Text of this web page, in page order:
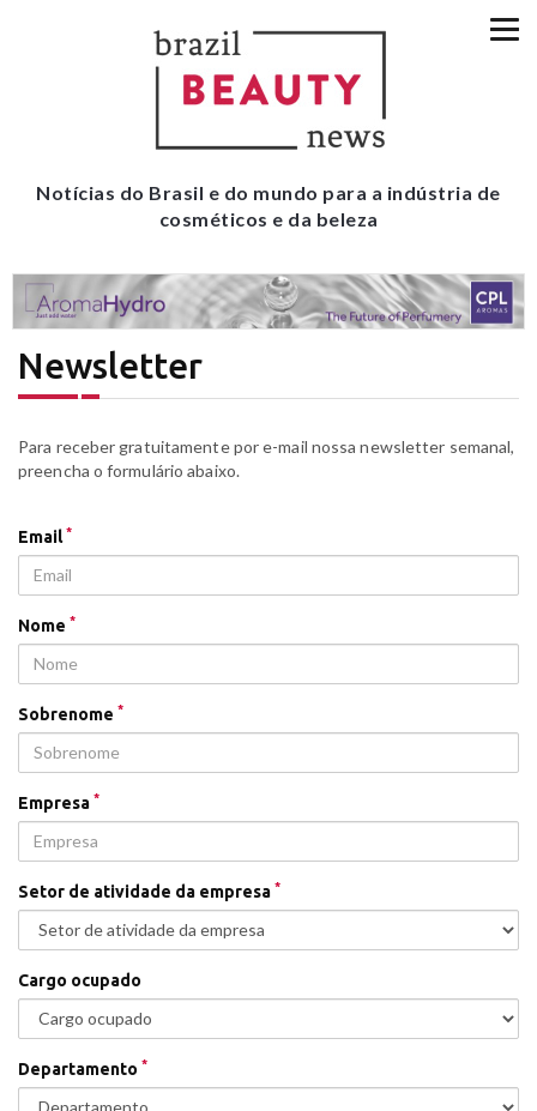
Notícias do Brasil e do mundo para a indústria de
cosméticos e da beleza
Newsletter
Para receber gratuitamente por e-mail nossa newsletter semanal,
preencha o formulário abaixo.
Email*
Nome *
Sobrenome *
Empresa *
Setor de atividade da empresa *
Cargo ocupado
Departamento *